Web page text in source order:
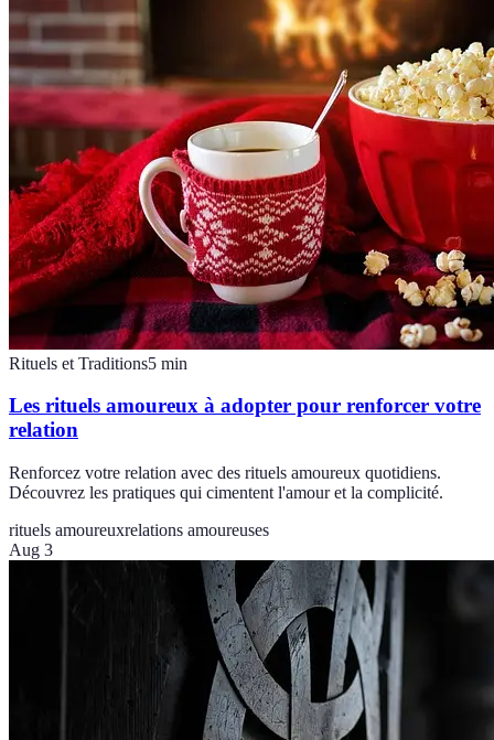
Rituels et Traditions5 min
Les rituels amoureux à adopter pour renforcer votre
relation
Renforcez votre relation avec des rituels amoureux quotidiens.
Découvrez les pratiques qui cimentent l'amour et la complicité.
rituels amoureuxrelations amoureuses
Aug 3